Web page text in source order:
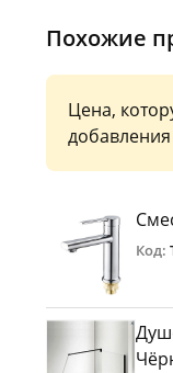
Похожие
Цена,
Код: